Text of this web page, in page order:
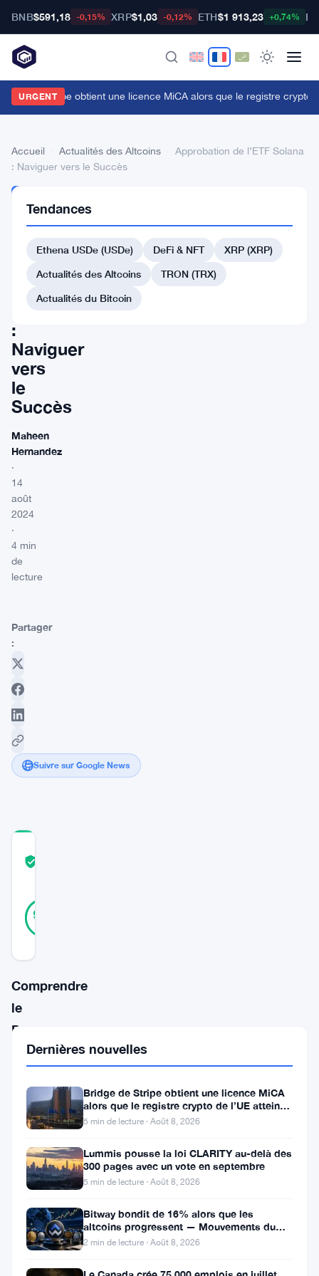
BNB$591,18 -0,15% XRP$1,03 -0,12% ETH$1 913,23 +0,74%
URGENT
de Stripe obtient une licence MiCA alors que le registre crypto
Accueil Actualités des Altcoins
Approbation de l’ETF Solana
: Naviguer vers le Succès
DES
ALTCOINS
Approbation
l’ETF
:
Naviguer
vers
le
Succès
Maheen
Hernandez
·
14
août
2024
·
4 min
de
lecture
Partager
:
Suivre sur Google News
90
Comprendre
le
Processus
d’Approbation
ETF
ETF
(fonds
bourse)
est
Tendances
Ethena USDe (USDe) DeFi & NFT
XRP (XRP)
Actualités des Altcoins
TRON (TRX)
Actualités du Bitcoin
Dernières nouvelles
Bridge de Stripe obtient une licence MiCA
alors que le registre crypto de l’UE atteint
324 prestataires
5 min de lecture · Août 8, 2026
Lummis pousse la loi CLARITY au-delà des
300 pages avec un vote en septembre
5 min de lecture · Août 8, 2026
Bitway bondit de 16% alors que les
altcoins progressent — Mouvements du
jour 8 août
2 min de lecture · Août 8, 2026